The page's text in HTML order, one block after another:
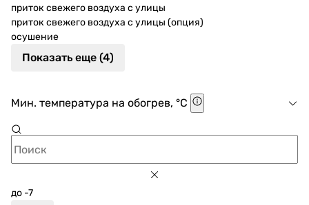
приток свежего воздуха с улицы
приток свежего воздуха с улицы (опция)
осушение
Показать еще (4)
Мин. температура на обогрев, °C
до -7